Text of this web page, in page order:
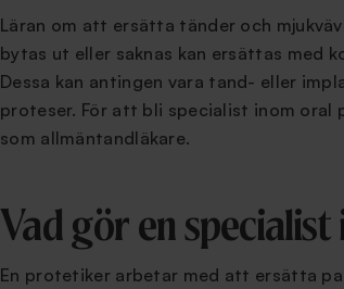
Läran om att ersätta tänder och
bytas ut eller saknas kan ersättas med
Dessa kan antingen vara tand- eller
proteser. För att bli specialist inom
som allmäntandläkare.
Vad gör en
En protetiker arbetar med att ersätta